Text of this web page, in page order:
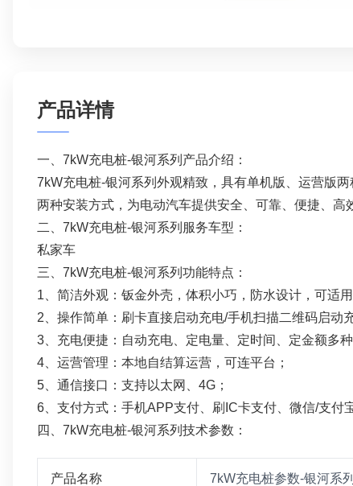
产品详情
一、7kW充电桩-银河系列产品介绍：
7kW充电桩-银河系列外观精致，具有单机版、运营版
两种安装方式，为电动汽车提供安全、可靠、便捷、高
二、7kW充电桩-银河系列服务车型：
私家车
三、7kW充电桩-银河系列功能特点：
1、简洁外观：钣金外壳，体积小巧，防水设计，可适
2、操作简单：刷卡直接启动充电/手机扫描二维码启动
3、充电便捷：自动充电、定电量、定时间、定金额多种
4、运营管理：本地自结算运营，可连平台；
5、通信接口：支持以太网、4G；
6、支付方式：手机APP支付、刷IC卡支付、微信/支付
四、7kW充电桩-银河系列技术参数：
产品名称 7kW充电桩参数-银河系列